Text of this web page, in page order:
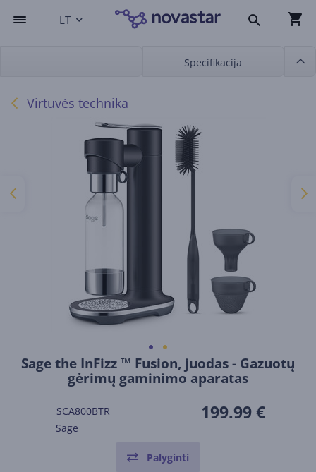
LT
Specifikacija
Virtuvės technika
Sage the InFizz ™ Fusion, juodas - Gazuotų
gėrimų gaminimo aparatas
SCA800BTR
Sage
199.99 €
Palyginti